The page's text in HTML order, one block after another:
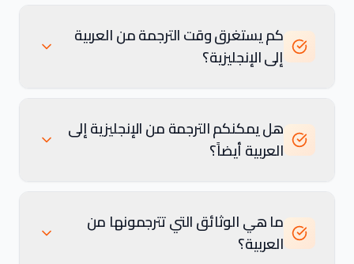
كم يستغرق وقت الترجمة من العربية
إلى الإنجليزية؟
هل يمكنكم الترجمة من الإنجليزية إلى
العربية أيضاً؟
ما هي الوثائق التي تترجمونها من
العربية؟